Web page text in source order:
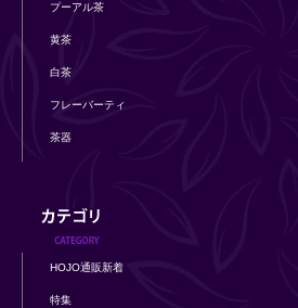
プーアル茶
黄茶
白茶
フレーバーティ
茶器
HOJO通販新着
特集